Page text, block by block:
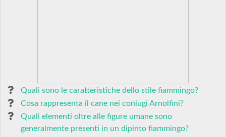
Quali sono le caratteristiche dello stile fiammingo?
Cosa rappresenta il cane nei coniugi Arnolfini?
Quali elementi oltre alle figure umane sono
generalmente presenti in un dipinto fiammingo?